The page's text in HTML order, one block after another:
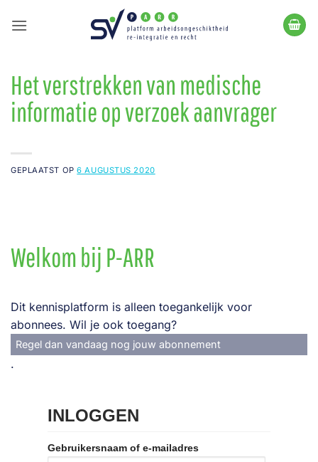
naar
Het verstrekken van medische
informatie op verzoek aanvrager
GEPLAATST OP6 AUGUSTUS 2020
Welkom bij P-ARR
Dit kennisplatform is alleen toegankelijk voor
abonnees. Wil je ook toegang?
Regel dan vandaag nog jouw abonnement
.
INLOGGEN
Gebruikersnaam of e-mailadres